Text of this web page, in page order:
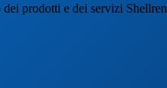
prodotti e dei servizi